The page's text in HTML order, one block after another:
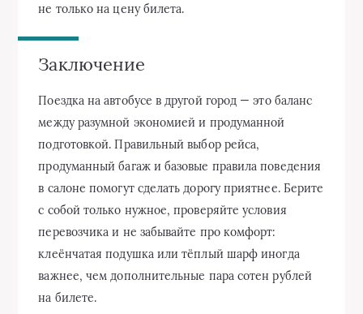
не только на цену билета.
Заключение
Поездка на автобусе в другой город — это баланс
между разумной экономией и продуманной
подготовкой. Правильный выбор рейса,
продуманный багаж и базовые правила поведения
в салоне помогут сделать дорогу приятнее. Берите
с собой только нужное, проверяйте условия
перевозчика и не забывайте про комфорт:
клеёнчатая подушка или тёплый шарф иногда
важнее, чем дополнительные пара сотен рублей
на билете.